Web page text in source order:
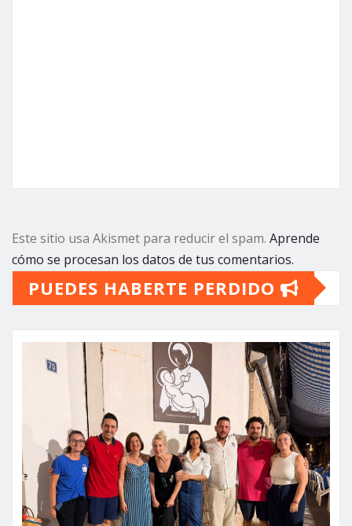
Este sitio usa Akismet para reducir el spam. Aprende
cómo se procesan los datos de tus comentarios.
PUEDES HABERTE PERDIDO